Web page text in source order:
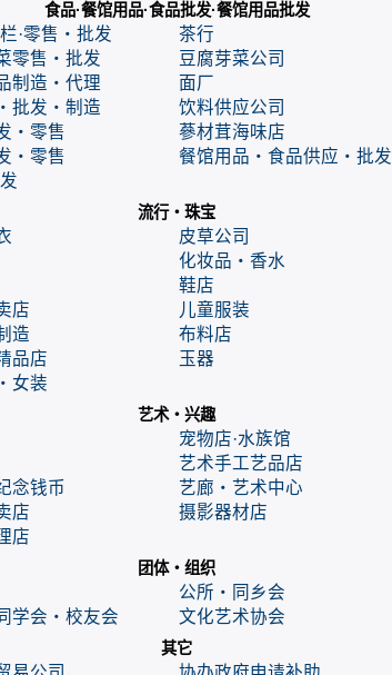
食品·餐馆用品·食品批发·餐馆用品批发
·零售・批发
茶行
零售・批发
豆腐芽菜公司
制造・代理
面厂
批发・制造
饮料供应公司
・零售
蔘材茸海味店
・零售
餐馆用品・食品供应・批发
流行・珠宝
皮草公司
化妆品・香水
鞋店
店
儿童服装
造
布料店
品店
玉器
女装
艺术・兴趣
宠物店·水族馆
艺术手工艺品店
念钱币
艺廊・艺术中心
店
摄影器材店
店
团体・组织
公所・同乡会
学会・校友会
文化艺术协会
其它